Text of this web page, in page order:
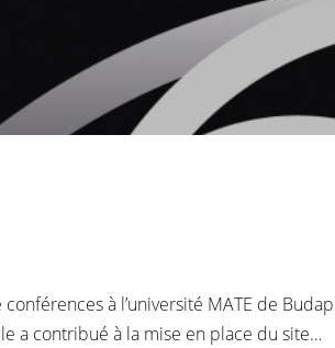
à l’université MATE de
a contribué à la mise en place du site…